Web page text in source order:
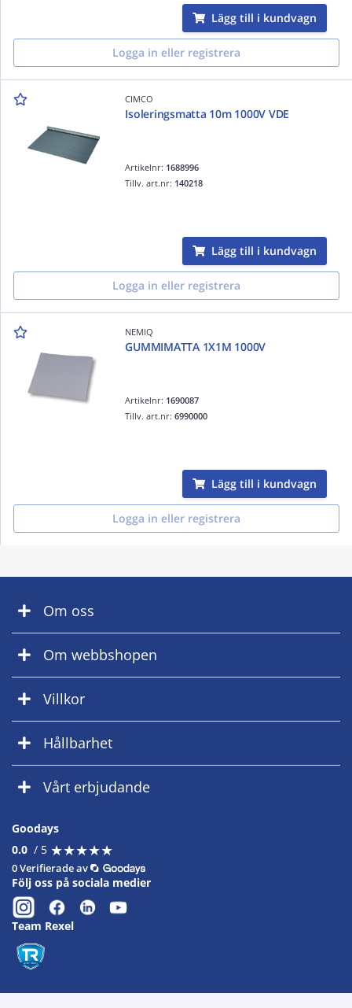
Lägg till i kundvagn
Logga in eller registrera
CIMCO
Isoleringsmatta 10m 1000V VDE
Artikelnr: 1688996
Tillv. art.nr: 140218
Lägg till i kundvagn
Logga in eller registrera
NEMIQ
GUMMIMATTA 1X1M 1000V
Artikelnr: 1690087
Tillv. art.nr:6990000
Lägg till i kundvagn
Logga in eller registrera
Om oss
Om webbshopen
Villkor
Hållbarhet
Vårt erbjudande
Goodays
0.0 / 5 ★★★★★
★★★★★
0 Verifierade av
Följ oss på sociala medier
Team Rexel